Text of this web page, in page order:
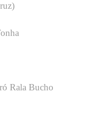
Rala Bucho